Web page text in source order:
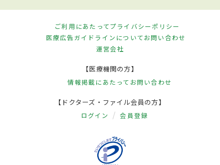
ご利用にあたってプライバシーポリシー
医療広告ガイドラインについてお問い合わせ
運営会社
【医療機関の方】
情報掲載にあたって お問い合わせ
【ドクターズ・ファイル会員の方】
ログイン 会員登録